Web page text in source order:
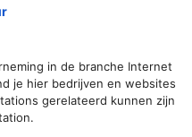
in de branche Internet
je hier bedrijven en websites
gerelateerd kunnen zijn